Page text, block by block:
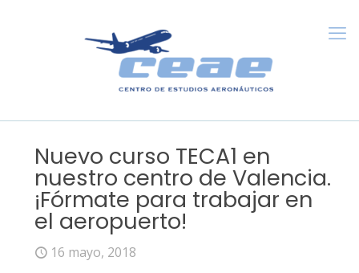
Nuevo curso TECA1 en
nuestro centro de Valencia.
¡Fórmate para trabajar en
el aeropuerto!
16 mayo, 2018